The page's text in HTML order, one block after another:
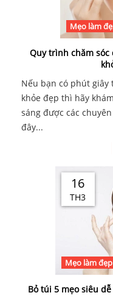
Mẹo làm
Quy trình chăm
Nếu bạn có phút
khỏe đẹp thì hãy
sáng được các
đây...
16
TH3
Mẹo làm đẹp
Bỏ túi 5 mẹo siêu